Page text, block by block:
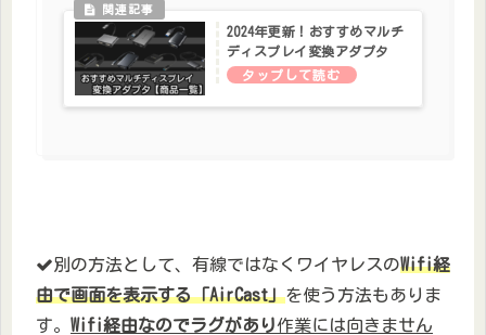
2024年更新！おすすめマルチ
ディスプレイ変換アダプタ
【商品一覧】
別の方法として、有線ではなくワイヤレスのWifi経
由で画面を表示する「AirCast」を使う方法もありま
す。 Wifi経由なのでラグがあり作業には向きません